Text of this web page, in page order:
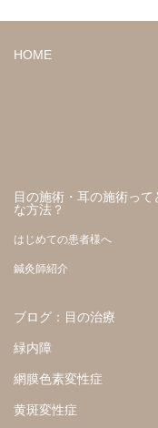
HOME
目の施術・耳の施術って
な方法？
はじめての患者様へ
鍼灸師紹介
ブログ：目の治療
緑内障
網膜色素変性症
黄斑変性症